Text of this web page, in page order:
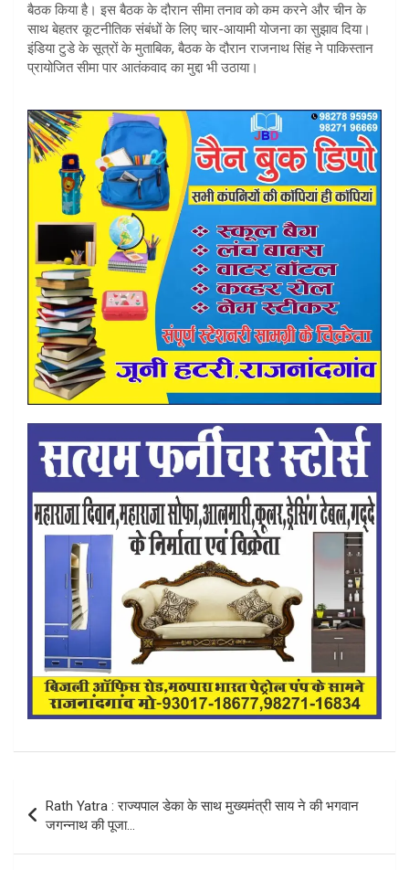
बैठक किया है। इस बैठक के दौरान सीमा तनाव को कम करने और चीन के
साथ बेहतर कूटनीतिक संबंधों के लिए चार-आयामी योजना का सुझाव दिया।
इंडिया टुडे के सूत्रों के मुताबिक, बैठक के दौरान राजनाथ सिंह ने पाकिस्तान
प्रायोजित सीमा पार आतंकवाद का मुद्दा भी उठाया।
navigation
Rath Yatra : राज्यपाल डेका के साथ मुख्यमंत्री साय ने की भगवान
जगन्नाथ की पूजा…